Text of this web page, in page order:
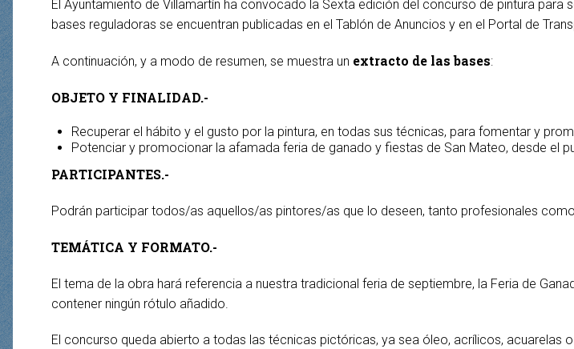
El Ayuntamiento de Villamartín ha convocado la Sexta edición del concurso de pintura
bases reguladoras se encuentran publicadas en el Tablón de Anuncios y en el Portal de
A continuación, y a modo de resumen, se muestra un extracto de las bases:
OBJETO Y FINALIDAD.-
Recuperar el hábito y el gusto por la pintura, en todas sus técnicas, para fomentar y
Potenciar y promocionar la afamada feria de ganado y fiestas de San Mateo, desde el
PARTICIPANTES.-
Podrán participar todos/as aquellos/as pintores/as que lo deseen, tanto profesionales
TEMÁTICA Y FORMATO.-
El tema de la obra hará referencia a nuestra tradicional feria de septiembre, la Feria de
contener ningún rótulo añadido.
El concurso queda abierto a todas las técnicas pictóricas, ya sea óleo, acrílicos, acuarelas